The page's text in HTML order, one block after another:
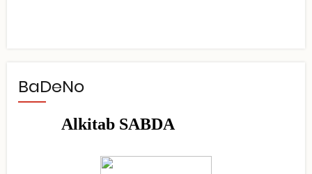
BaDeNo